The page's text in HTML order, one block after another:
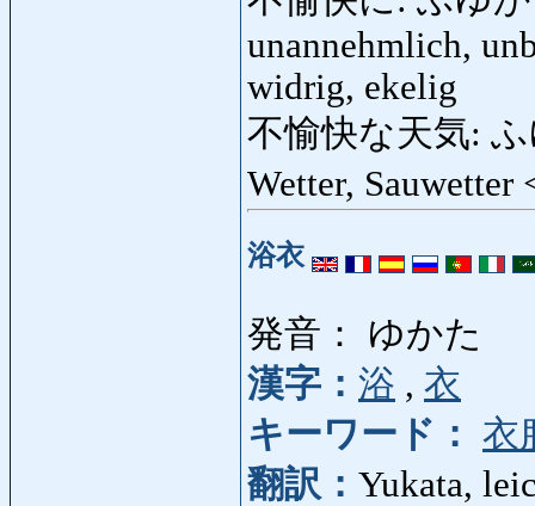
unannehmlich,
widrig, ekelig
不愉快な天気: ふ
Wetter, Sauwetter
浴衣
発音： ゆかた
漢字： 浴 , 衣
キーワード： 衣
翻訳： Yukata,